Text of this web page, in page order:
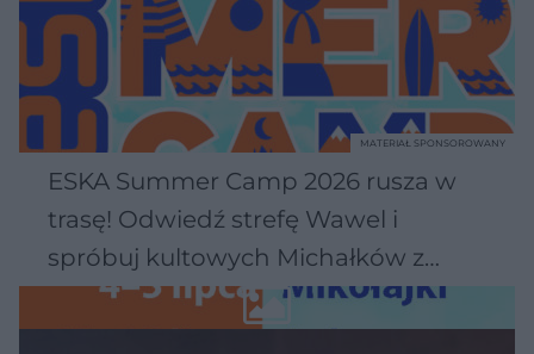
ESKA Summer Camp 2026 rusza w
trasę! Odwiedź strefę Wawel i
spróbuj kultowych Michałków z
Wawelu
MATERIAŁ SPONSOROWANY